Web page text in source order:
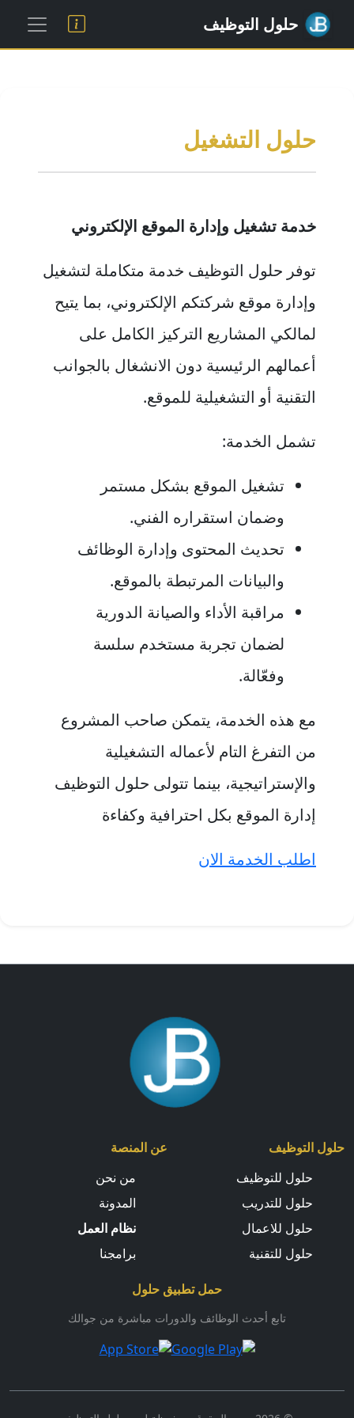
حلول التوظيف
حلول التشغيل
خدمة تشغيل وإدارة الموقع الإلكتروني
توفر حلول التوظيف خدمة متكاملة لتشغيل
وإدارة موقع شركتكم الإلكتروني، بما يتيح
لمالكي المشاريع التركيز الكامل على
أعمالهم الرئيسية دون الانشغال بالجوانب
التقنية أو التشغيلية للموقع.
تشمل الخدمة:
تشغيل الموقع بشكل مستمر
وضمان استقراره الفني.
تحديث المحتوى وإدارة الوظائف
والبيانات المرتبطة بالموقع.
مراقبة الأداء والصيانة الدورية
لضمان تجربة مستخدم سلسة
وفعّالة.
مع هذه الخدمة، يتمكن صاحب المشروع
من التفرغ التام لأعماله التشغيلية
والإستراتيجية، بينما تتولى حلول التوظيف
إدارة الموقع بكل احترافية وكفاءة
اطلب الخدمة الان
حلول التوظيف
حلول للتوظيف
حلول للتدريب
حلول للاعمال
حلول للتقنية
عن المنصة
من نحن
المدونة
نظام العمل
برامجنا
حمل تطبيق حلول
تابع أحدث الوظائف والدورات مباشرة من جوالك